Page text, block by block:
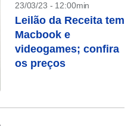
23/03/23 - 12:00min
Leilão da Receita tem
Macbook e
videogames; confira
os preços